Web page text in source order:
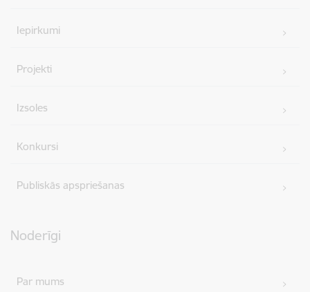
Iepirkumi
Projekti
Izsoles
Konkursi
Publiskās apspriešanas
Noderīgi
Par mums